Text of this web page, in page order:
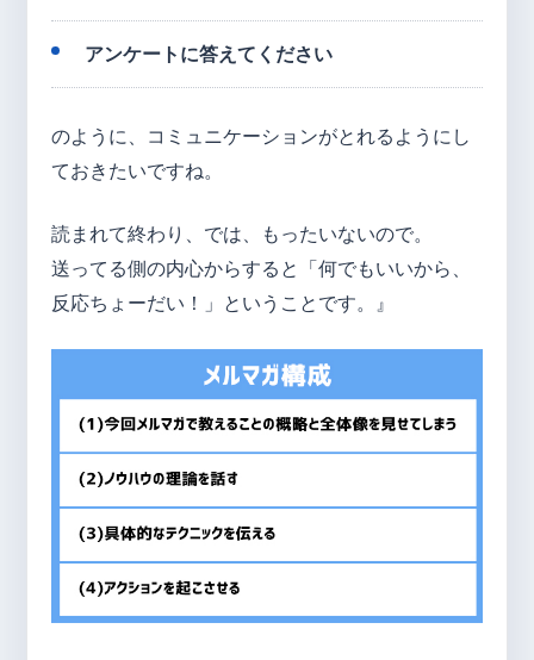
アンケートに答えてください
のように、コミュニケーションがとれるようにし
ておきたいですね。
読まれて終わり、では、もったいないので。
送ってる側の内心からすると「何でもいいから、
反応ちょーだい！」ということです。』